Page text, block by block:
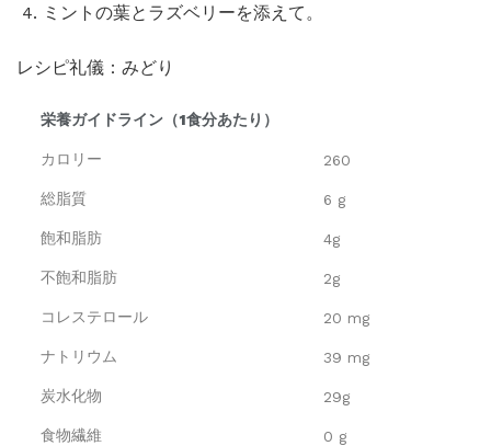
ミントの葉とラズベリーを添えて。
レシピ礼儀：みどり
栄養ガイドライン（1食分あたり）
カロリー 260
総脂質 6 g
飽和脂肪 4g
不飽和脂肪 2g
コレステロール 20 mg
ナトリウム 39 mg
炭水化物 29g
食物繊維 0 g